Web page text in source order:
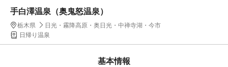
手白澤温泉（奥鬼怒温泉）
栃木県
日光・霧降高原・奥日光・中禅寺湖・今市
日帰り温泉
基本情報